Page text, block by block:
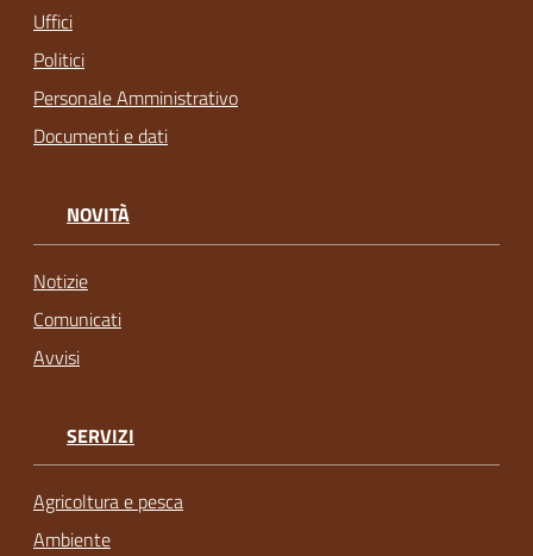
Uffici
Politici
Personale Amministrativo
Documenti e dati
NOVITÀ
Notizie
Comunicati
Avvisi
SERVIZI
Agricoltura e pesca
Ambiente